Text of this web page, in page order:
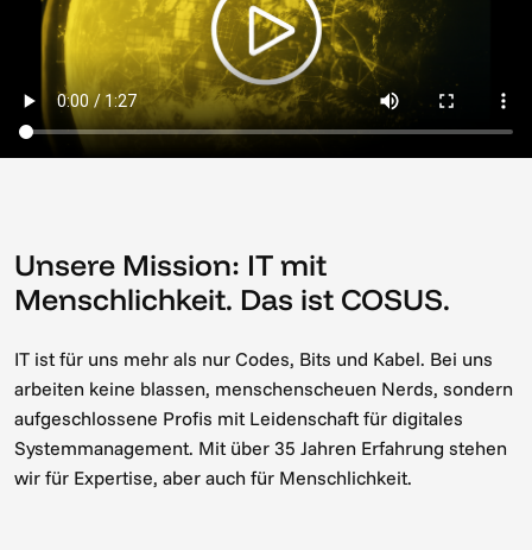
Unsere Mission: IT mit
Menschlichkeit. Das ist COSUS.
IT ist für uns mehr als nur Codes, Bits und Kabel. Bei uns
arbeiten keine blassen, menschenscheuen Nerds, sondern
aufgeschlossene Profis mit Leidenschaft für digitales
Systemmanagement. Mit über 35 Jahren Erfahrung stehen
wir für Expertise, aber auch für Menschlichkeit.